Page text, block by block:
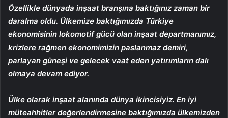
Özellikle dünyada inşaat branşına baktığınız zaman bir
daralma oldu. Ülkemize baktığımızda Türkiye
ekonomisinin lokomotif gücü olan inşaat departmanımız,
krizlere rağmen ekonomimizin paslanmaz demiri,
parlayan güneşi ve gelecek vaat eden yatırımların dalı
olmaya devam ediyor.
Ülke olarak inşaat alanında dünya ikincisiyiz. En iyi
müteahhitler değerlendirmesine baktığımızda ülkemizden